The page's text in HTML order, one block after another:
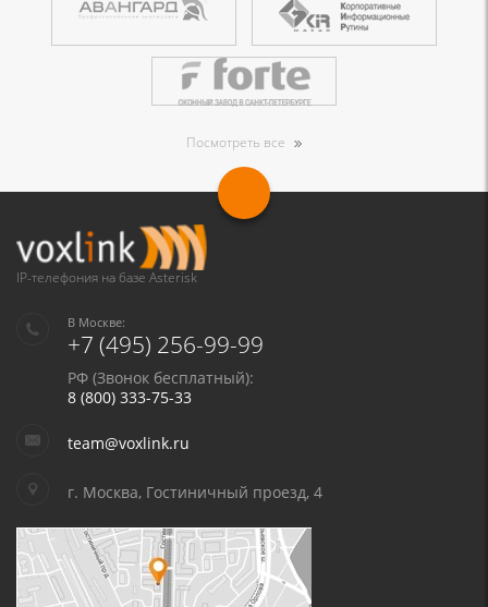
Посмотреть все
IP-телефония на базе Asterisk
В Москве:
+7 (495) 256-99-99
РФ (Звонок бесплатный):
8 (800) 333-75-33
team@voxlink.ru
г. Москва, Гостиничный проезд, 4